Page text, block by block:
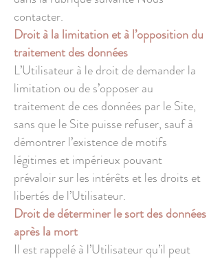
contacter.
Droit à la limitation et à l’opposition du
traitement des données
L’Utilisateur à le droit de demander la
limitation ou de s’opposer au
traitement de ces données par le Site,
sans que le Site puisse refuser, sauf à
démontrer l’existence de motifs
légitimes et impérieux pouvant
prévaloir sur les intérêts et les droits et
libertés de l’Utilisateur.
Droit de déterminer le sort des données
après la mort
Il est rappelé à l’Utilisateur qu’il peut